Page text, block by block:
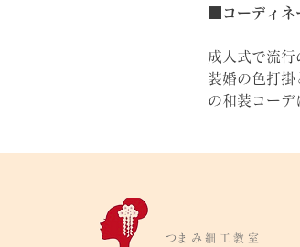
■コーディ
成人式で流
装婚の色打
の和装コーデ
​つまみ細工教室